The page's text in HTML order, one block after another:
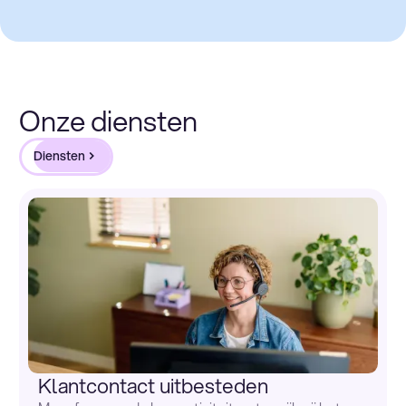
Onze diensten
Diensten
Klantcontact uitbesteden